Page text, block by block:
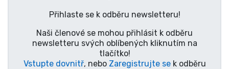
Přihlaste se k odběru newsletteru!
Naši členové se mohou přihlásit k odběru
newsletteru svých oblíbených kliknutím na
tlačítko!
Vstupte dovnitř, nebo Zaregistrujte sek odběru